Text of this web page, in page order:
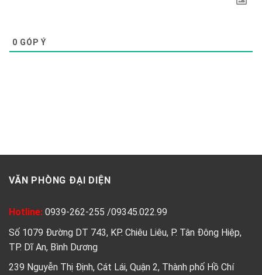
0 GÓP Ý
VĂN PHÒNG ĐẠI DIỆN
Hotline: 0939-262-255 /09345.022.99
Số 1079 Đường DT 743, KP. Chiêu Liêu, P. Tân Đông Hiệp,
TP. Dĩ An, Bình Dương
239 Nguyễn Thị Định, Cát Lái, Quận 2, Thành phố Hồ Chí